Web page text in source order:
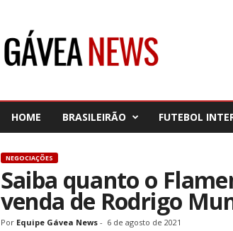
HOME BRASILEIRÃO FUTEBOL
NEGOCIAÇÕES
Saiba quanto o
venda de Rodrigo
Por Equipe Gávea News- 6 de agosto de 2021